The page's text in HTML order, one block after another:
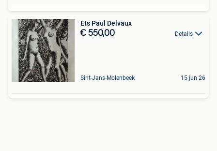
Ets Paul Delvaux
€ 550,00 Details
Sint-Jans-Molenbeek 15 jun 26